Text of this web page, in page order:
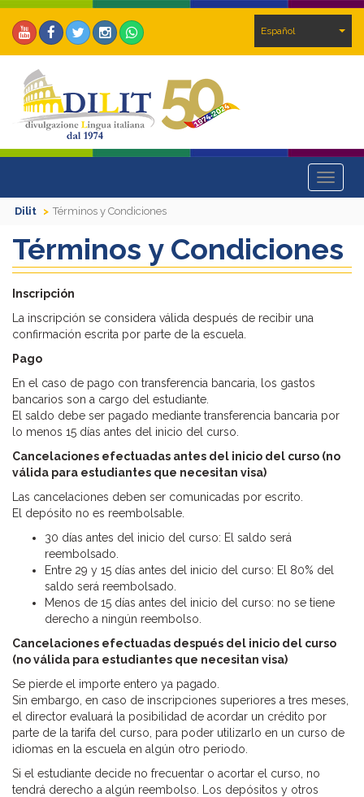
Español
Toggle
Dilit
Términos y Condiciones
Términos y Condiciones
Inscripción
La inscripción se considera válida después de recibir una
confirmación escrita por parte de la escuela.
Pago
En el caso de pago con transferencia bancaria, los gastos
bancarios son a cargo del estudiante.
El saldo debe ser pagado mediante transferencia bancaria por
lo menos 15 días antes del inicio del curso.
Cancelaciones efectuadas antes del inicio del curso (no
válida para estudiantes que necesitan visa)
Las cancelaciones deben ser comunicadas por escrito.
El depósito no es reembolsable.
30 días antes del inicio del curso: El saldo será
reembolsado.
Entre 29 y 15 días antes del inicio del curso: El 80% del
saldo será reembolsado.
Menos de 15 días antes del inicio del curso: no se tiene
derecho a ningún reembolso.
Cancelaciones efectuadas después del inicio del curso
(no válida para estudiantes que necesitan visa)
Se pierde el importe entero ya pagado.
Sin embargo, en caso de inscripciones superiores a tres meses,
el director evaluará la posibilidad de acordar un crédito por
parte de la tarifa del curso, para poder utilizarlo en un curso de
idiomas en la escuela en algún otro periodo.
Si el estudiante decide no frecuentar o acortar el curso, no
tendrá derecho a algún reembolso. Los depósitos y otros